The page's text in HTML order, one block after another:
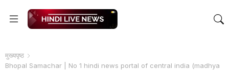
मुख्यपृष्ठ
Bhopal Samachar | No 1 hindi news portal of central india (madhya